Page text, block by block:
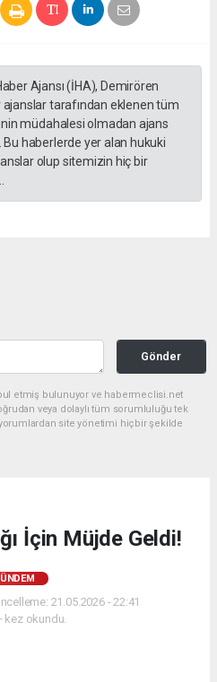
Ajansı (İHA), Demirören
ajanslar tarafından eklenen tüm
müdahalesi olmadan ajans
Bu haberlerde yer alan hukuki
olup sitemizin hiç bir
Gönder
etmiş bulunuyor ve habermeclisi.net
veya dolaylı tüm sorumluluğu tek
site yönetimi hiçbir şekilde
İçin Müjde Geldi!
21.05.2026 - 22:41
kez okundu.